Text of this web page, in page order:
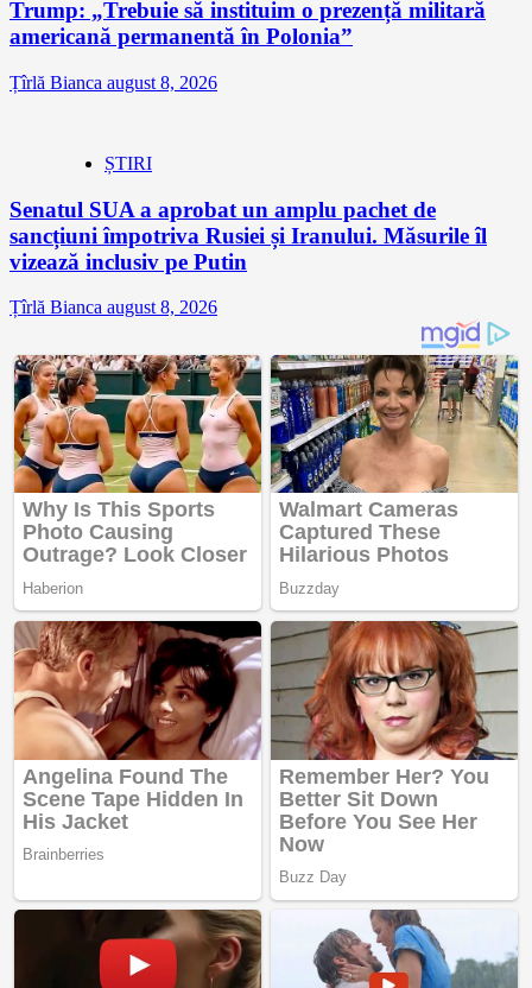
Trump: „Trebuie să instituim o prezență militară
americană permanentă în Polonia”
Țîrlă Bianca august 8, 2026
ȘTIRI
Senatul SUA a aprobat un amplu pachet de
sancțiuni împotriva Rusiei și Iranului. Măsurile îl
vizează inclusiv pe Putin
Țîrlă Bianca august 8, 2026